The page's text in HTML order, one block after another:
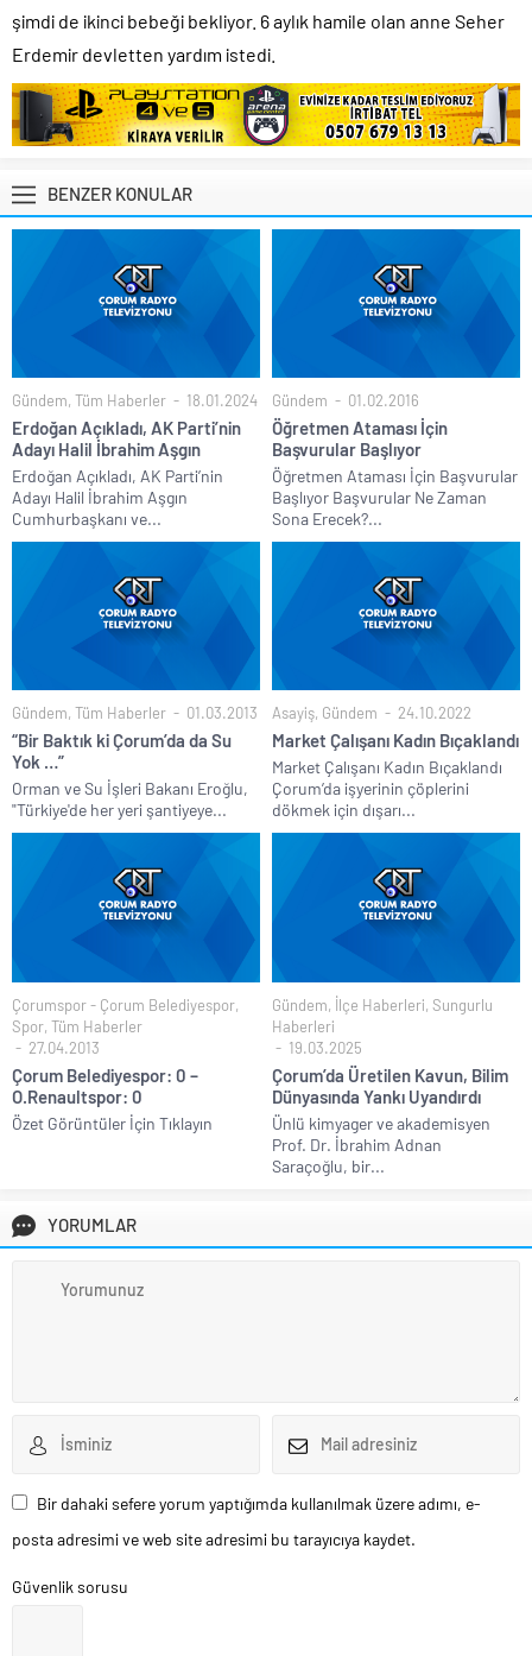
şimdi de ikinci bebeği bekliyor. 6 aylık hamile olan anne Seher
Erdemir devletten yardım istedi.
BENZER KONULAR
Gündem, Tüm Haberler 18.01.2024
Erdoğan Açıkladı, AK Parti’nin
Adayı Halil İbrahim Aşgın
Erdoğan Açıkladı, AK Parti’nin
Adayı Halil İbrahim Aşgın
Cumhurbaşkanı ve...
Gündem 01.02.2016
Öğretmen Ataması İçin
Başvurular Başlıyor
Öğretmen Ataması İçin Başvurular
Başlıyor Başvurular Ne Zaman
Sona Erecek?...
Gündem, Tüm Haberler 01.03.2013
“Bir Baktık ki Çorum’da da Su
Yok …”
Orman ve Su İşleri Bakanı Eroğlu,
"Türkiye'de her yeri şantiyeye...
Asayiş, Gündem 24.10.2022
Market Çalışanı Kadın Bıçaklandı
Market Çalışanı Kadın Bıçaklandı
Çorum’da işyerinin çöplerini
dökmek için dışarı...
Çorumspor - Çorum Belediyespor,
Spor, Tüm Haberler
27.04.2013
Çorum Belediyespor: 0 –
O.Renaultspor: 0
Özet Görüntüler İçin Tıklayın
Gündem, İlçe Haberleri, Sungurlu
Haberleri
19.03.2025
Çorum’da Üretilen Kavun, Bilim
Dünyasında Yankı Uyandırdı
Ünlü kimyager ve akademisyen
Prof. Dr. İbrahim Adnan
Saraçoğlu, bir...
YORUMLAR
Bir dahaki sefere yorum yaptığımda kullanılmak üzere adımı, e-
posta adresimi ve web site adresimi bu tarayıcıya kaydet.
Güvenlik sorusu